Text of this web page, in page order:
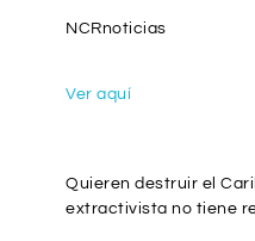
NCRnoticias
Ver aquí
Quieren destruir el
extractivista no tiene